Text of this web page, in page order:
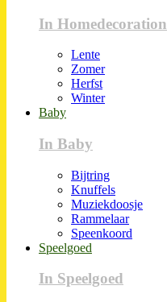
In Homedecoration
Lente
Zomer
Herfst
Winter
Baby
In Baby
Bijtring
Knuffels
Muziekdoosje
Rammelaar
Speenkoord
Speelgoed
In Speelgoed